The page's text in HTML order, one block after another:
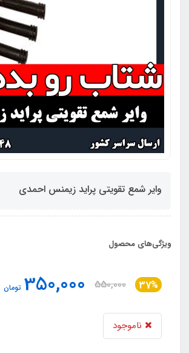
وایر شمع تقویتی پراید زیمنس احمدی
ویژگی‌های محصول
37%
550,000
350,000 تومان
ناموجود